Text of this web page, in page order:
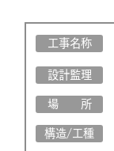
工事名称
設計監理
場 所
構造/工種